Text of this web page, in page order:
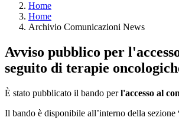
Home
Home
Archivio Comunicazioni News
Avviso pubblico per
seguito di terapie
È stato pubblicato il bando perl'accesso al
Il bando è disponibile all’interno della sezione